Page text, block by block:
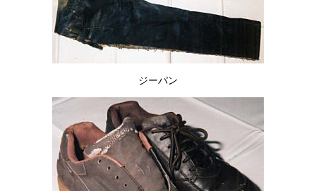
ジーパン